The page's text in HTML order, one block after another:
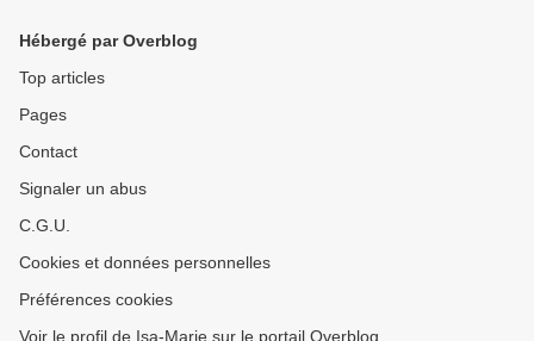
Hébergé par Overblog
Top articles
Pages
Contact
Signaler un abus
C.G.U.
Cookies et données personnelles
Préférences cookies
Voir le profil de Isa-Marie sur le portail Overblog